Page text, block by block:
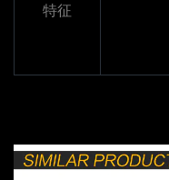
特征